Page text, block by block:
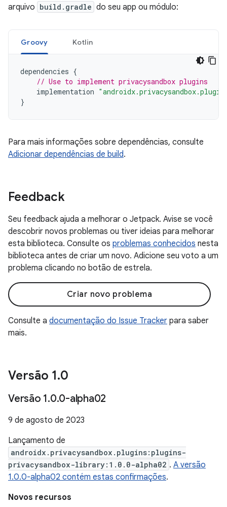
arquivo build.gradle do seu app ou módulo:
Groovy Kotlin
dependencies {
// Use to implement privacysandbox plugins
implementation
}
Para mais informações sobre dependências, consulte
Adicionar dependências de build.
Feedback
Seu feedback ajuda a melhorar o Jetpack. Avise se você
descobrir novos problemas ou tiver ideias para melhorar
esta biblioteca. Consulte os problemas conhecidos nesta
biblioteca antes de criar um novo. Adicione seu voto a um
problema clicando no botão de estrela.
Criar novo problema
Consulte a documentação do Issue Tracker para saber
mais.
Versão 1.0
Versão 1.0.0-alpha02
9 de agosto de 2023
Lançamento de
androidx.privacysandbox.plugins:plugins-
privacysandbox-library:1.0.0-alpha02 . A versão
1.0.0-alpha02 contém estas confirmações.
Novos recursos